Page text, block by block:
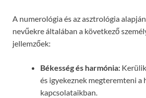
A numerológia és az asztrológia
nevűekre általában a következő
jellemzőek:
Békesség és harmónia:
és igyekeznek megteremteni a
kapcsolataikban.